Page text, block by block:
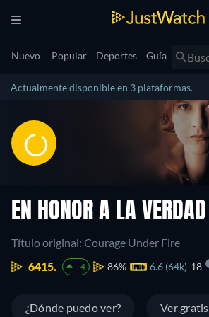
Nuevo Popular Deportes Guía
Actualmente disponible en 3 plataformas.
EN HONOR A LA VERDAD
Título original: Courage Under Fire
6415.
+4 86% 6.6 (64k) 18
¿Dónde puedo ver? Ver gratis